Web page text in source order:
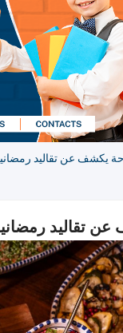
يكشف عن تقاليد
عن تقاليد